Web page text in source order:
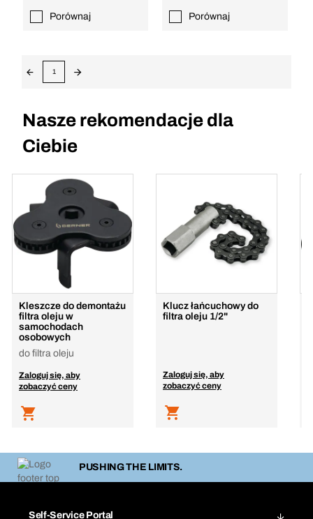
Porównaj Porównaj
1
Nasze rekomendacje dla
Ciebie
Kleszcze do demontażu
filtra oleju w
samochodach
osobowych
do filtra oleju
Zaloguj się, aby
zobaczyć ceny
Klucz łańcuchowy do
filtra oleju 1/2"
Zaloguj się, aby
zobaczyć ceny
PUSHING THE LIMITS.
Self-Service Portal